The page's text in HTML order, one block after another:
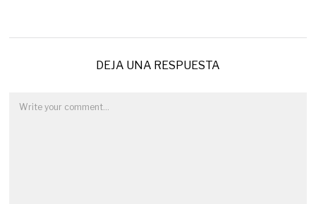
DEJA UNA RESPUESTA